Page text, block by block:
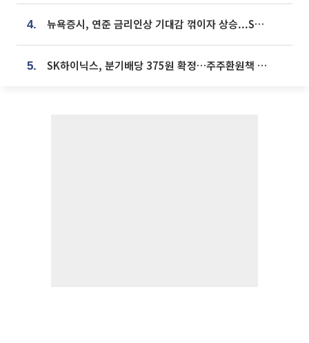
4. 뉴욕증시, 연준 금리인상 기대감 꺾이자 상승...S&P500 사상 최고치 [종합]
5. SK하이닉스, 분기배당 375원 확정…주주환원책 9월로 앞당겨 발표